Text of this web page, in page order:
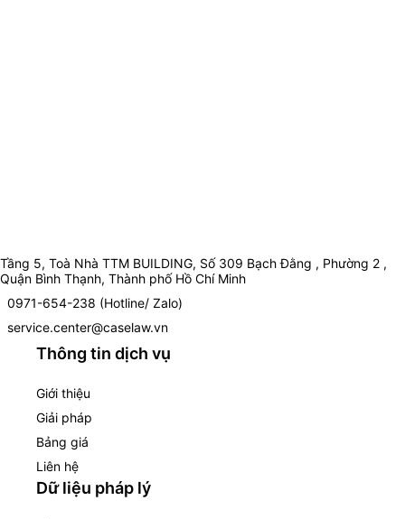
Tầng 5, Toà Nhà TTM BUILDING, Số 309 Bạch Đằng , Phường 2 ,
Quận Bình Thạnh, Thành phố Hồ Chí Minh
0971-654-238 (Hotline/ Zalo)
service.center@caselaw.vn
Thông tin dịch vụ
Giới thiệu
Giải pháp
Bảng giá
Liên hệ
Dữ liệu pháp lý